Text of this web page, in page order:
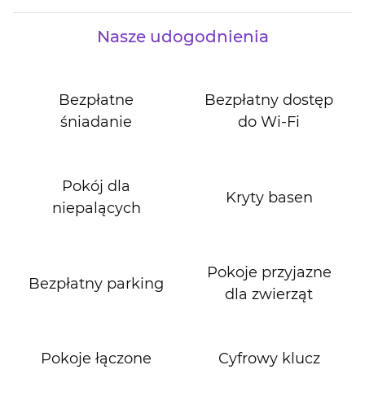
Nasze udogodnienia
Bezpłatne
śniadanie
Bezpłatny dostęp
do Wi‑Fi
Pokój dla
niepalących
Kryty basen
Bezpłatny parking
Pokoje przyjazne
dla zwierząt
Pokoje łączone Cyfrowy klucz